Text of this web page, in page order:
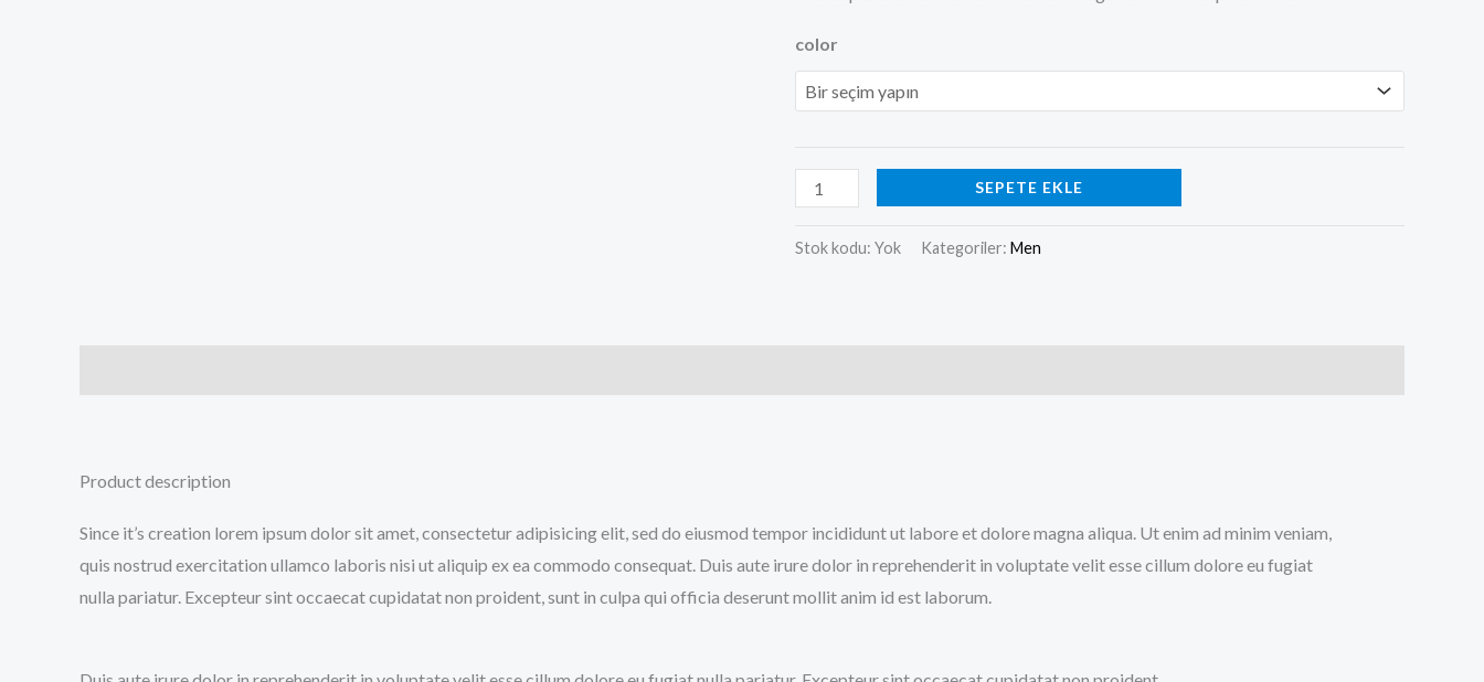
color
SEPETE EKLE
Stok kodu: Yok Kategoriler: Men
Product description
Since it’s creation lorem ipsum dolor sit amet, consectetur adipisicing elit, sed do eiusmod tempor incididunt ut labore et dolore magna aliqua. Ut enim ad minim veniam,
quis nostrud exercitation ullamco laboris nisi ut aliquip ex ea commodo consequat. Duis aute irure dolor in reprehenderit in voluptate velit esse cillum dolore eu fugiat
nulla pariatur. Excepteur sint occaecat cupidatat non proident, sunt in culpa qui officia deserunt mollit anim id est laborum.